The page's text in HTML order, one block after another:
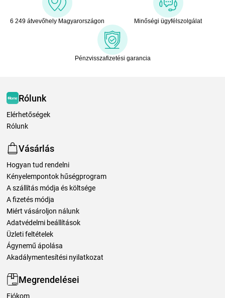
6 249 átvevőhely Magyarországon Minőségi ügyfélszolgálat
Pénzvisszafizetési garancia
Rólunk
Elérhetőségek
Rólunk
Vásárlás
Hogyan tud rendelni
Kényelempontok hűségprogram
A szállítás módja és költsége
A fizetés módja
Miért vásároljon nálunk
Adatvédelmi beállítások
Üzleti feltételek
Ágynemű ápolása
Akadálymentesítési nyilatkozat
Megrendelései
Fiókom